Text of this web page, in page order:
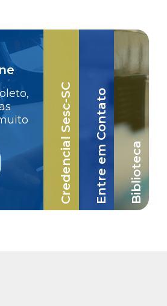
Credencial Sesc-SC Entre em Contato Biblioteca